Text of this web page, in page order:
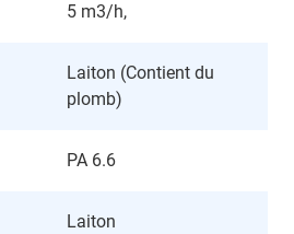
5 m3/h,
Laiton (Contient du
plomb)
PA 6.6
Laiton